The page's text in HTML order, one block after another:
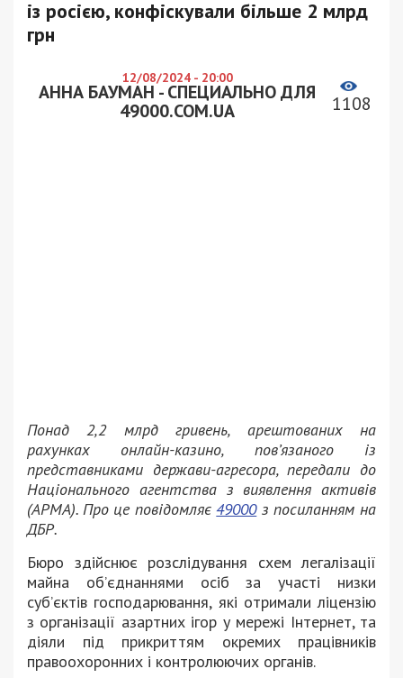
із росією, конфіскували більше 2 млрд
грн
12/08/2024 - 20:00
АННА БАУМАН - СПЕЦИАЛЬНО ДЛЯ
49000.COM.UA
1108
Понад 2,2 млрд гривень, арештованих на
рахунках онлайн-казино, пов’язаного із
представниками держави-агресора, передали до
Національного агентства з виявлення активів
(АРМА). Про це повідомляє49000з посиланням на
ДБР.
Бюро здійснює розслідування схем легалізації
майна об’єднаннями осіб за участі низки
суб’єктів господарювання, які отримали ліцензію
з організації азартних ігор у мережі Інтернет, та
діяли під прикриттям окремих працівників
правоохоронних і контролюючих органів.